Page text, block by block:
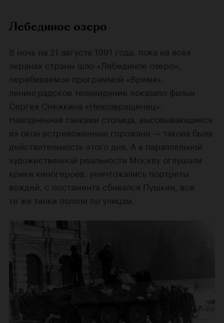
Лебединое озеро
В ночь на 21 августа 1991 года, пока на всех
экранах страны шло «Лебединое озеро»,
перебиваемое программой «Время»,
ленинградское телевидение показало фильм
Сергея Снежкина «Невозвращенец»
Наводненная танками столица, высовывающиеся
из окон встревоженные горожане — такова была
действительность этого дня. А в параллельной
художественной реальности Москву оглушали
крики киногероев, уничтожались портреты
вождей, с постамента сбивался Пушкин, все
те же танки ползли по улицам.